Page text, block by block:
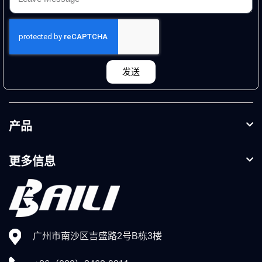
发送
产品
更多信息
广州市南沙区吉盛路2号B栋3楼